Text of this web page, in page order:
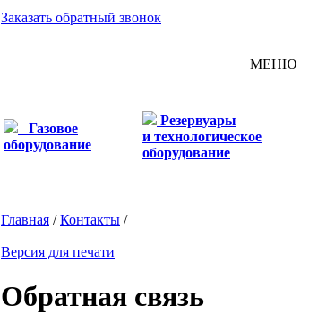
Заказать обратный звонок
МЕНЮ
Газовое
оборудование
Резервуары
и технологическое
оборудование
Главная /Контакты /
Версия для печати
Обратная связь